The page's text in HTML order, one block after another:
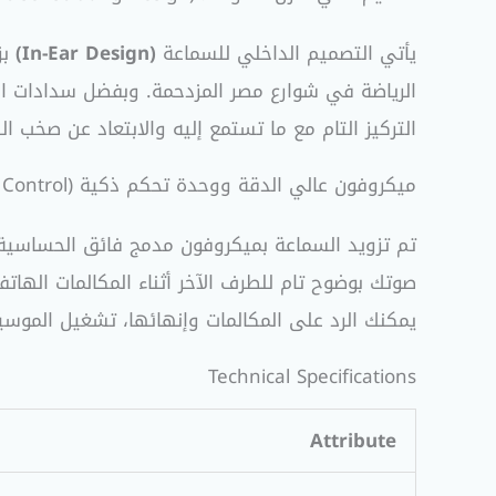
يأتي التصميم الداخلي للسماعة (In-Ear Design)
التركيز التام مع ما تستمع إليه والابتعاد عن
ميكروفون عالي الدقة ووحدة تحكم ذكية (In-Line Control)
تم تزويد السماعة بميكروفون مدمج فائق
صوتك بوضوح تام للطرف الآخر أثناء المكالمات
يمكنك الرد على المكالمات وإنهائها، تشغيل
Technical Specifications
Attribute